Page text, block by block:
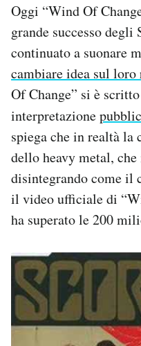
Oggi “Wind Of
grande successo degli
continuato a suonare
cambiare idea sul
Of Change” si è
interpretazione
spiega che in realtà la
dello heavy metal,
disintegrando come il
il video ufficiale di
ha superato le 200